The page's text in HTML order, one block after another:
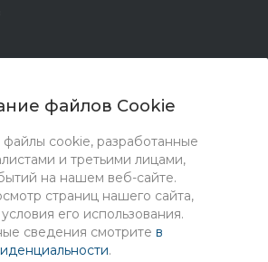
файлов Cookie
cookie, разработанные
и третьими лицами,
на нашем веб-сайте.
страниц нашего сайта,
его использования.
сведения смотрите в
.